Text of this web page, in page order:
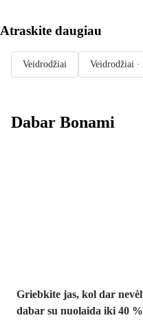
Atraskite daugiau
Veidrodžiai Veidrodžiai
Dabar Bonami
Griebkite jas, kol dar
dabar su nuolaida iki 40